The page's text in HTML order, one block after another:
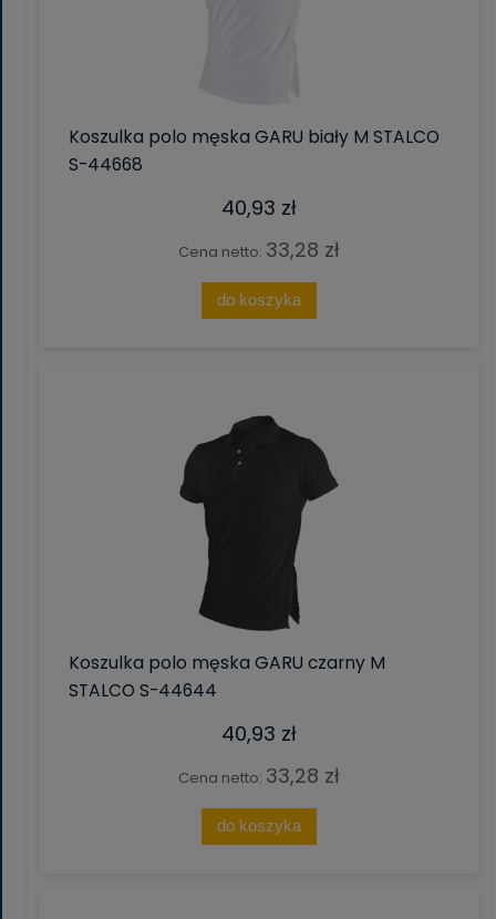
Koszulka polo męska GARU biały M STALCO
S-44668
40,93 zł
Cena netto: 33,28 zł
do koszyka
Koszulka polo męska GARU czarny M
STALCO S-44644
40,93 zł
Cena netto: 33,28 zł
do koszyka